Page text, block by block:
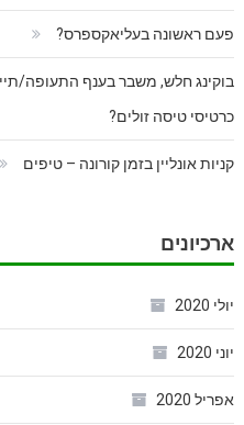
פעם ראשונה בעליאקספרס?
בוקינג חלש, משבר בענף התעופה/
כרטיסי טיסה זולים?
קניות אונליין בזמן קורונה – טיפים
ארכיונים
יולי 2020
יוני 2020
אפריל 2020